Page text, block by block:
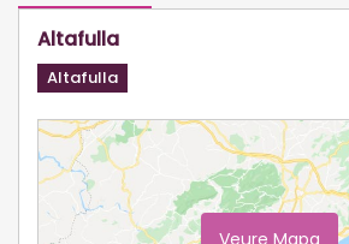
Altafulla
Altafulla
Veure Mapa